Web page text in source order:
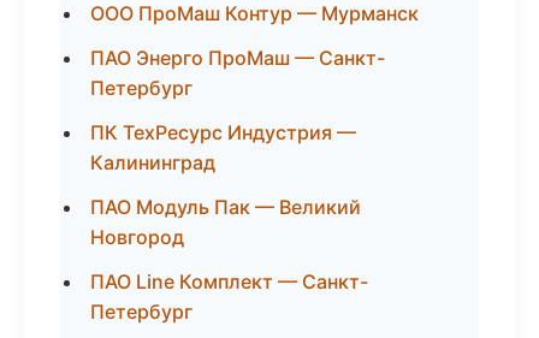
ООО ПроМаш Контур — Мурманск
ПАО Энерго ПроМаш — Санкт-
Петербург
ПК ТехРесурс Индустрия —
Калининград
ПАО Модуль Пак — Великий
Новгород
ПАО Line Комплект — Санкт-
Петербург